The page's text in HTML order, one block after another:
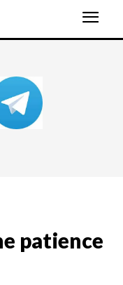
patience